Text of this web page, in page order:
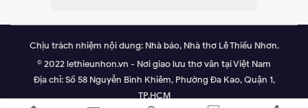
Chịu trách nhiệm nội dung: Nhà báo, Nhà thơ Lê Thiếu Nhơn.
© 2022 lethieunhon.vn - Nơi giao lưu thơ văn tại Việt Nam
Địa chỉ: Số 58 Nguyễn Bình Khiêm, Phường Đa Kao, Quận 1,
TP.HCM